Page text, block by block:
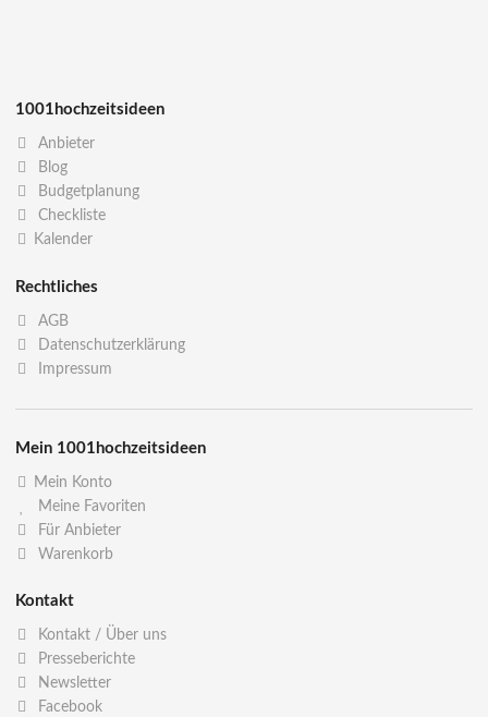
1001hochzeitsideen
Anbieter
Blog
Budgetplanung
Checkliste
Kalender
Rechtliches
AGB
Datenschutzerklärung
Impressum
Mein 1001hochzeitsideen
Mein Konto
Meine Favoriten
Für Anbieter
Warenkorb
Kontakt
Kontakt / Über uns
Presseberichte
Newsletter
Facebook